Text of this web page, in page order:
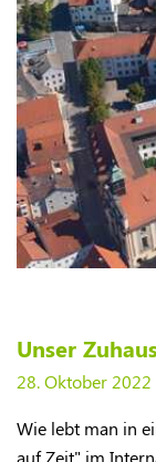
Unser
28. Oktober 2022
Wie lebt man in